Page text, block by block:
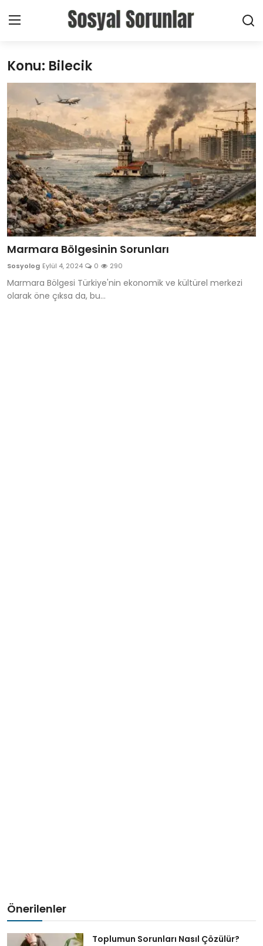
Giriş Yap
Ana Sayfa
Haberler
Toplumsal
Bireysel
Sektörel
Yerel
Siyasi
Çevresel
Konu: Bilecik
Marmara Bölgesinin Sorunları
Sosyolog Eylül 4, 2024 0 290
Marmara Bölgesi Türkiye'nin ekonomik ve kültürel merkezi
olarak öne çıksa da, bu...
Önerilenler
Toplumun Sorunları Nasıl Çözülür?